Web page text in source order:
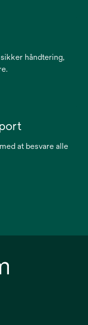
håndtering,
at besvare alle